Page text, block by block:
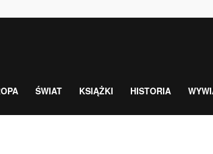
ŚWIAT KSIĄŻKI HISTORIA